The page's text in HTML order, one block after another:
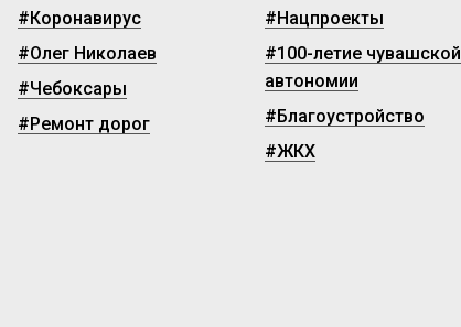
#Коронавирус
#Олег Николаев
#Чебоксары
#Ремонт дорог
#Нацпроекты
#100-летие чувашской
автономии
#Благоустройство
#ЖКХ